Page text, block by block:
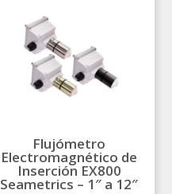
Flujómetro
Electromagnético de
Inserción EX800
Seametrics – 1″ a 12″